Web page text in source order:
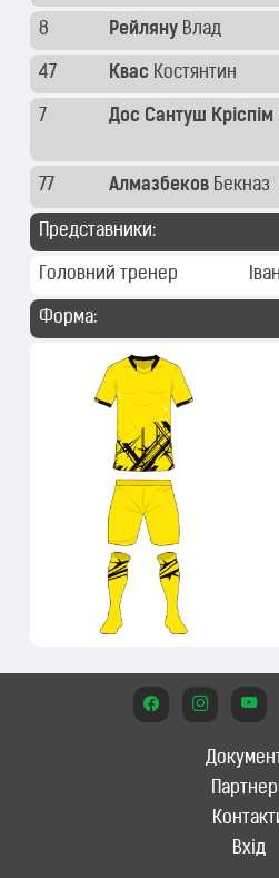
8 Рейляну Влад
47 Квас Костянтин
7 Дос Сантуш Кріспім
77 Алмазбеков Бекназ
Представники:
Головний тренер
Форма:
Вхід